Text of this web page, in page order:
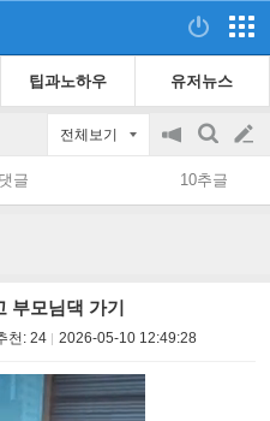
팁과노하우 유저뉴스
전체보기
공
지
on/off
검
색
글
쓰
글 10추글
부모님댁 가기
천: 24 2026-05-10 12:49:28